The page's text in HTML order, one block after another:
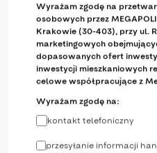
Wyrażam zgodę na
osobowych przez
Krakowie (30-403), przy ul.
marketingowych
dopasowanych ofert
inwestycji mieszkaniowych
celowe współpracujące z
Wyrażam zgodę na:
kontakt telefoniczny
przesyłanie informacji